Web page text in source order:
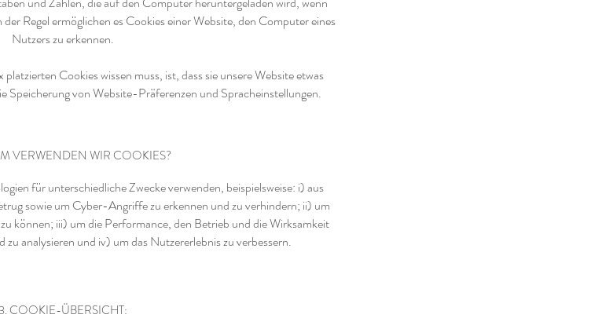
Regel ermöglichen es Cookies einer Website, den Computer eines
Nutzers zu erkennen.
Cookies wissen muss, ist, dass sie unsere Website etwas
Speicherung von Website-Präferenzen und Spracheinstellungen.
VERWENDEN WIR COOKIES?
für unterschiedliche Zwecke verwenden, beispielsweise: i) aus
sowie um Cyber-Angriffe zu erkennen und zu verhindern; ii) um
können; iii) um die Performance, den Betrieb und die Wirksamkeit
analysieren und iv) um das Nutzererlebnis zu verbessern.
3. COOKIE-ÜBERSICHT: